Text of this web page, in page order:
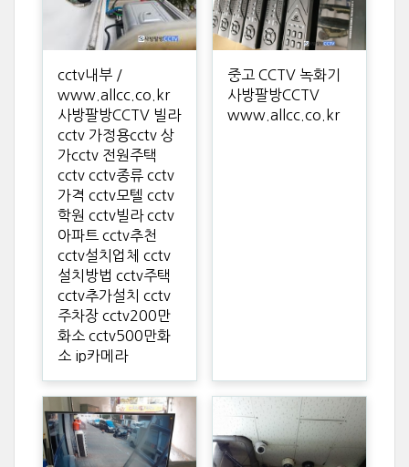
cctv내부 /
www.allcc.co.kr
사방팔방CCTV 빌라
cctv 가정용cctv 상
가cctv 전원주택
cctv cctv종류 cctv
가격 cctv모텔 cctv
학원 cctv빌라 cctv
아파트 cctv추천
cctv설치업체 cctv
설치방법 cctv주택
cctv추가설치 cctv
주차장 cctv200만
화소 cctv500만화
소 ip카메라
중고 CCTV 녹화기
사방팔방CCTV
www.allcc.co.kr